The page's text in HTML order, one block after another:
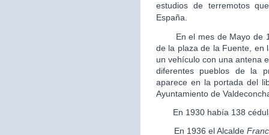
estudios de terremotos
España.
En el mes de Mayo de
de la plaza de la Fuente, en
un vehículo con una antena
diferentes pueblos de la
aparece en la portada del
Ayuntamiento de
En 1930 había 138
En 1936 el Alcalde